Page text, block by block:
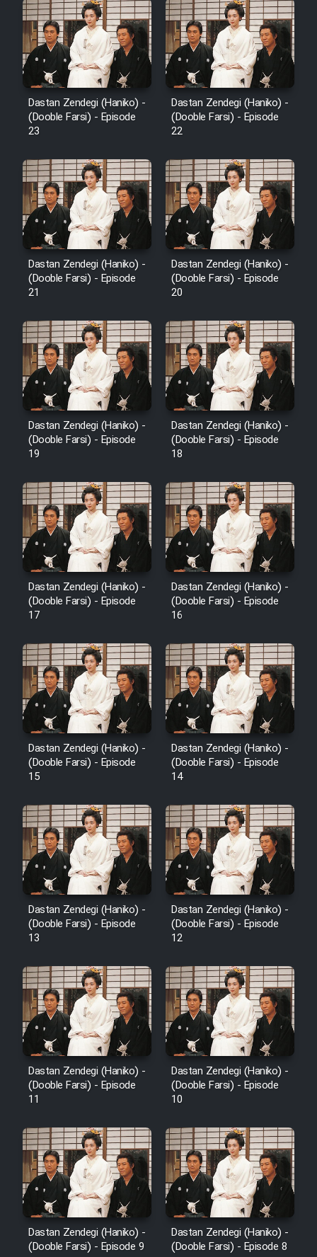
Dastan Zendegi (Haniko) -
(Dooble Farsi) - Episode
23
Dastan Zendegi (Haniko) -
(Dooble Farsi) - Episode
22
Dastan Zendegi (Haniko) -
(Dooble Farsi) - Episode
21
Dastan Zendegi (Haniko) -
(Dooble Farsi) - Episode
20
Dastan Zendegi (Haniko) -
(Dooble Farsi) - Episode
19
Dastan Zendegi (Haniko) -
(Dooble Farsi) - Episode
18
Dastan Zendegi (Haniko) -
(Dooble Farsi) - Episode
17
Dastan Zendegi (Haniko) -
(Dooble Farsi) - Episode
16
Dastan Zendegi (Haniko) -
(Dooble Farsi) - Episode
15
Dastan Zendegi (Haniko) -
(Dooble Farsi) - Episode
14
Dastan Zendegi (Haniko) -
(Dooble Farsi) - Episode
13
Dastan Zendegi (Haniko) -
(Dooble Farsi) - Episode
12
Dastan Zendegi (Haniko) -
(Dooble Farsi) - Episode
11
Dastan Zendegi (Haniko) -
(Dooble Farsi) - Episode
10
Dastan Zendegi (Haniko) -
(Dooble Farsi) - Episode 9
Dastan Zendegi (Haniko) -
(Dooble Farsi) - Episode 8